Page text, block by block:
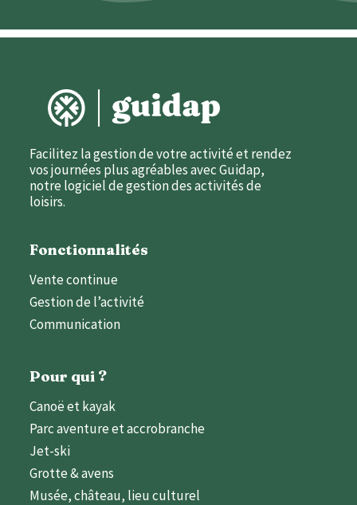
Facilitez la gestion de votre activité et rendez
vos journées plus agréables avec Guidap,
notre logiciel de gestion des activités de
loisirs.
Fonctionnalités
Vente continue
Gestion de l’activité
Communication
Pour qui ?
Canoë et kayak
Parc aventure et accrobranche
Jet-ski
Grotte & avens
Musée, château, lieu culturel